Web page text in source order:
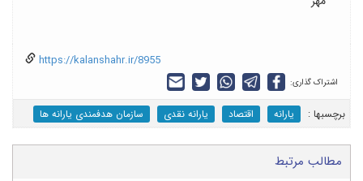
https://kalanshahr.ir/8955
اشتراک گذاری:
برچسب‎ها : یارانه اقتصاد یارانه نقدی سازمان هدفمندی یارانه ها
مطالب مرتبط